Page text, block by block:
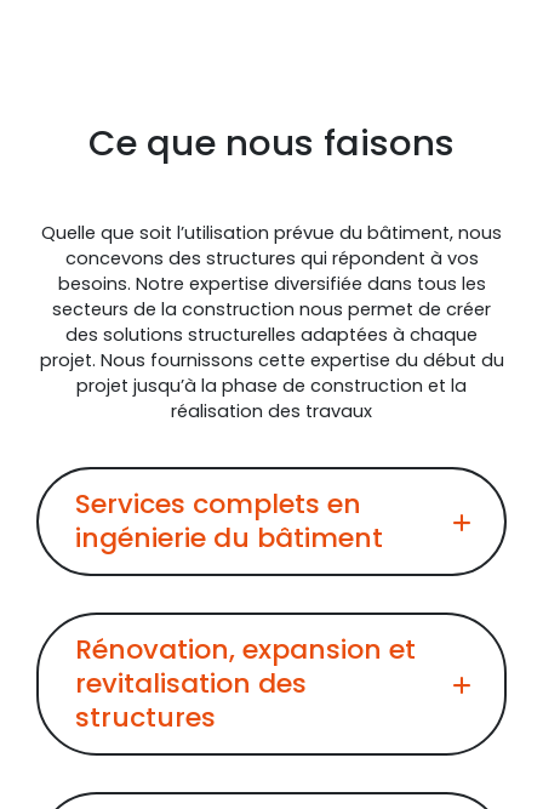
Ce que nous faisons
Quelle que soit l’utilisation prévue du bâtiment, nous
concevons des structures qui répondent à vos
besoins. Notre expertise diversifiée dans tous les
secteurs de la construction nous permet de créer
des solutions structurelles adaptées à chaque
projet. Nous fournissons cette expertise du début du
projet jusqu’à la phase de construction et la
réalisation des travaux
Services complets en
ingénierie du bâtiment
Rénovation, expansion et
revitalisation des
structures